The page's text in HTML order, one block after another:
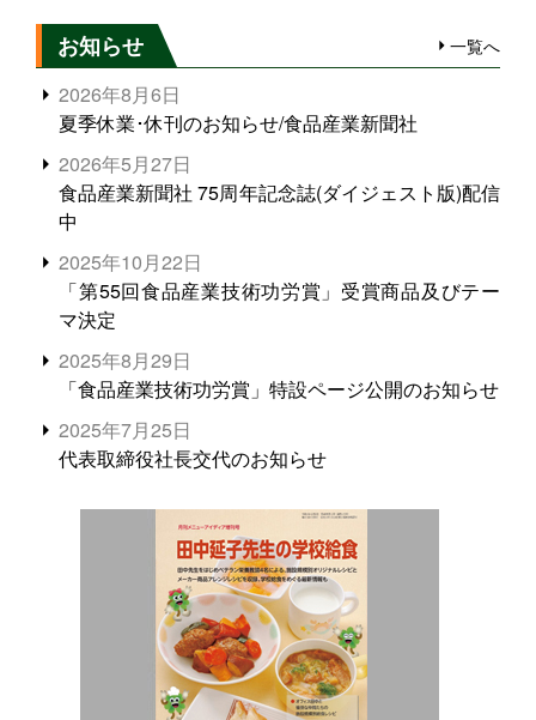
お知らせ 一覧へ
2026年8月6日
夏季休業･休刊のお知らせ/食品産業新聞社
2026年5月27日
食品産業新聞社 75周年記念誌(ダイジェスト版)配信
中
2025年10月22日
「第55回食品産業技術功労賞」受賞商品及びテー
マ決定
2025年8月29日
「食品産業技術功労賞」特設ページ公開のお知らせ
2025年7月25日
代表取締役社長交代のお知らせ